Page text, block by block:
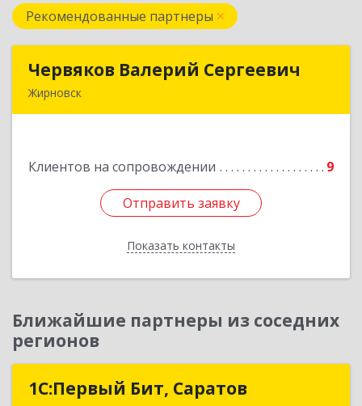
Рекомендованные партнеры
Червяков Валерий Сергеевич
Жирновск
Клиентов на сопровождении 9
Отправить заявку
Показать контакты
Червяков Валерий Сергеевич
Ближайшие партнеры из соседних
регионов
1С:Первый Бит, Саратов
1С:Первый Бит, Саратов